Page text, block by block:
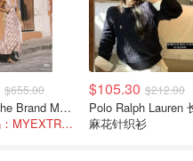
$655.00
Faithfull The Brand Marais 格纹亚麻吊带中长连衣裙
额外9折码：MYEXTRA10
$105.30 $212.00
Polo Ralph Lauren 长袖
麻花针织衫